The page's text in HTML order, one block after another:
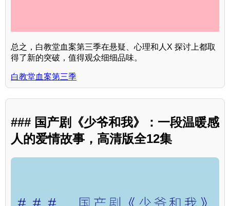
总之，白教堂血案第三季在悬疑、心理和人X 探讨上都取
得了新的突破，值得观众细细品味。
白教堂血案第三季
### 国产剧《少爷和我》：一段温暖感
人的爱情故事，高清版全12集